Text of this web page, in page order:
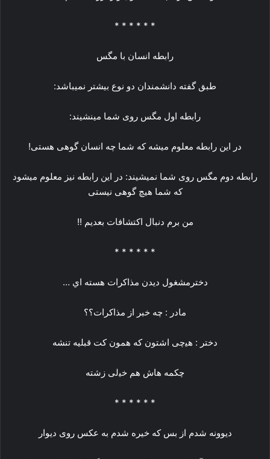
* * * * * *
رابطه انسان با مگس
طبق گفته دانشمندان دو نوع بیشتر نمیباشد:
رابطه اول مگس روی شما مینشیند:
در این رابطه معلوم میشه که شما چه انسان گوهی هستی!
رابطه دوم مگس روی شما نمیشیند: در این رابطه نیز معلوم میشود
که شما هیچ گوهی نیستی
من برم دنبال اکتشافات بعدیم !!
* * * * * *
ﺩﺧﺘﺮﻣﺸﻐﻮﻝ ﺩﻳﺪﻥ ﻣﺬﺍﮐﺮﺍﺕ ﻫﺴﺘﻪ ﺍﻱ …
ﻣﺎﺩﺭ : ﭼﻪ ﺧﺒﺮ ﺍﺯ ﻣﺬﺍﮐﺮﺍﺕ؟؟
ﺩﺧﺘﺮ : ﻫﻴچی ﺍﺷﺘﻮﻥ ﮐﻪ ﻫﻤﻮﻥ ﮐﺖ ﻗﺒﻠﻴﻪ ﺗﻨﺸﻪ
ﭼﮑﻤﻪ ﻫﺎﺵ ﻫﻢ ﺧﻴلی ﺯﺷﺘﻪ
* * * * * *
دیوونه شدم از بس که خیره شدم به عکس روی دیوار